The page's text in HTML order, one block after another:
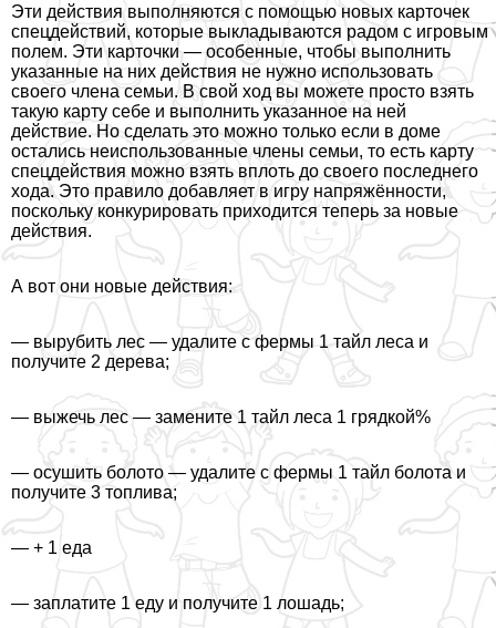
Эти действия выполняются с помощью новых карточек
спецдействий, которые выкладываются радом с игровым
полем. Эти карточки — особенные, чтобы выполнить
указанные на них действия не нужно использовать
своего члeна семьи. В свой ход вы можете просто взять
такую карту себе и выполнить указанное на ней
действие. Но сделать это можно только если в доме
остались неиспользованные члeны семьи, то есть карту
спецдействия можно взять вплоть до своего последнего
хода. Это правило добавляет в игру напряжённости,
поскольку конкурировать приходится теперь за новые
действия.
А вот они новые действия:
— вырубить лес — удалите с фермы 1 тайл леса и
получите 2 дерева;
— выжечь лес — замените 1 тайл леса 1 грядкой%
— осушить болото — удалите с фермы 1 тайл болота и
получите 3 топлива;
— + 1 еда
— заплатите 1 еду и получите 1 лошадь;